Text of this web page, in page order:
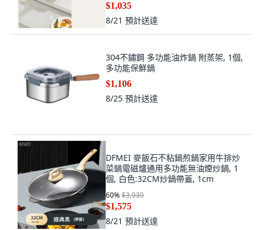
$1,035
8/21 預計送達
304不鏽鋼 多功能油炸鍋 附蒸架, 1個,
多功能保鮮鍋
$1,106
8/25 預計送達
DFMEI 麥飯石不粘鍋煎鍋家用牛排炒
菜鍋電磁爐通用多功能無油煙炒鍋, 1
個, 白色:32CM炒鍋帶蓋, 1cm
60%$3,939
$1,575
8/21 預計送達